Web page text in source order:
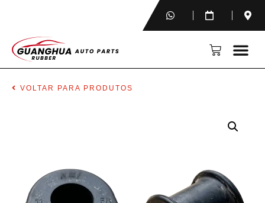
VOLTAR PARA PRODUTOS